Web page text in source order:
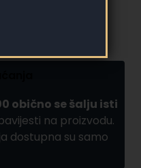
obično se šalju isti
na proizvodu.
dostupna su samo